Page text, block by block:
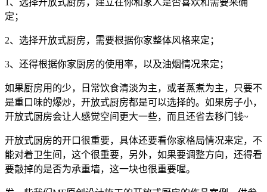
定；
2、选择开放式厨房，需要根据你家整体风格来定；
3、还得根据你家厨房的使用率，以及油烟情况来定；
如果厨房用的少，日常饮食清淡为主，或者蒸煮为主，只要不
是重口味的爆炒，开放式厨房都是可以选择的。如果房子小，
开放式厨房会让人感觉空间更大一些，而且还省去移门钱~
开放式厨房的开口很重要，具体还要看你家格局情况来定，不
能对着卫生间，这个很重要，另外，如果要调整方向，还得看
要敲掉的是否为承重墙，这一块也很重要喔。